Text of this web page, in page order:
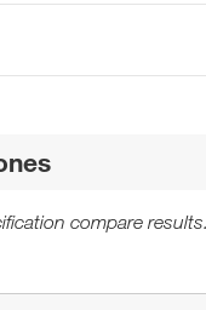
compare results.